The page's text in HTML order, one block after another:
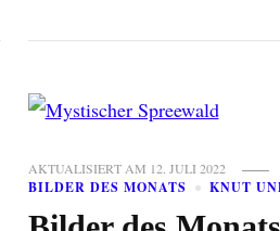
AKTUALISIERT AM 12. JULI 2022
BILDER DES MONATS KNUT